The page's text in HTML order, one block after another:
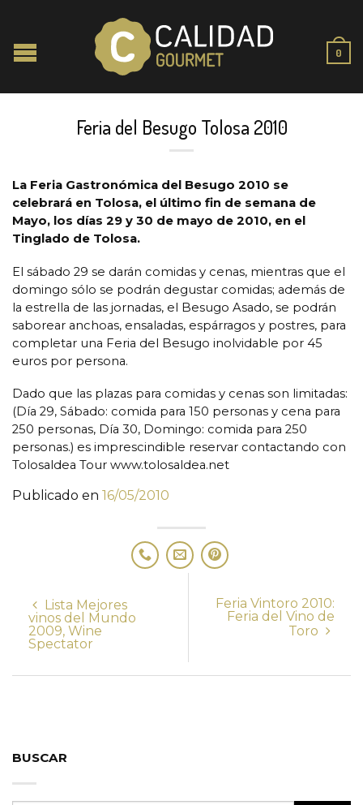
0
Feria del Besugo Tolosa 2010
La Feria Gastronómica del Besugo 2010 se
celebrará en Tolosa, el último fin de semana de
Mayo, los días 29 y 30 de mayo de 2010, en el
Tinglado de Tolosa.
El sábado 29 se darán comidas y cenas, mientras que el
domingo sólo se podrán degustar comidas; además de
la estrella de las jornadas, el Besugo Asado, se podrán
saborear anchoas, ensaladas, espárragos y postres, para
completar una Feria del Besugo inolvidable por 45
euros por persona.
Dado que las plazas para comidas y cenas son limitadas:
(Día 29, Sábado: comida para 150 personas y cena para
250 personas, Día 30, Domingo: comida para 250
personas.) es imprescindible reservar contactando con
Tolosaldea Tour www.tolosaldea.net
Publicado en 16/05/2010
Lista Mejores
vinos del Mundo
2009, Wine
Spectator
Feria Vintoro 2010:
Feria del Vino de
Toro
BUSCAR